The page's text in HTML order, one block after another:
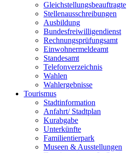
Gleichstellungsbeauftragte
Stellenausschreibungen
Ausbildung
Bundesfreiwilligendienst
Rechnungsprüfungsamt
Einwohnermeldeamt
Standesamt
Telefonverzeichnis
Wahlen
Wahlergebnisse
Tourismus
Stadtinformation
Anfahrt/ Stadtplan
Kurabgabe
Unterkünfte
Familientierpark
Museen & Ausstellungen